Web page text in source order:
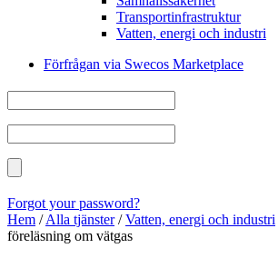
Transportinfrastruktur
Vatten, energi och industri
Förfrågan via Swecos Marketplace
Forgot your password?
Hem /Alla tjänster/Vatten, energi och industri
föreläsning om vätgas